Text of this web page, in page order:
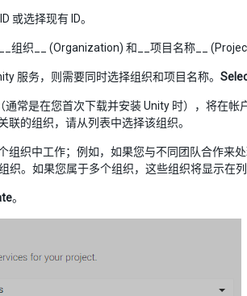
或选择现有 ID。
组织__ (Organization) 和__项目名称__
服务，则需要同时选择组织和项目名称。
通常是在您首次下载并安装 Unity 时），将在
联的组织，请从列表中选择该组织。
组织中工作；例如，如果您与不同团队合作来
织。如果您属于多个组织，这些组织将显示在列
。